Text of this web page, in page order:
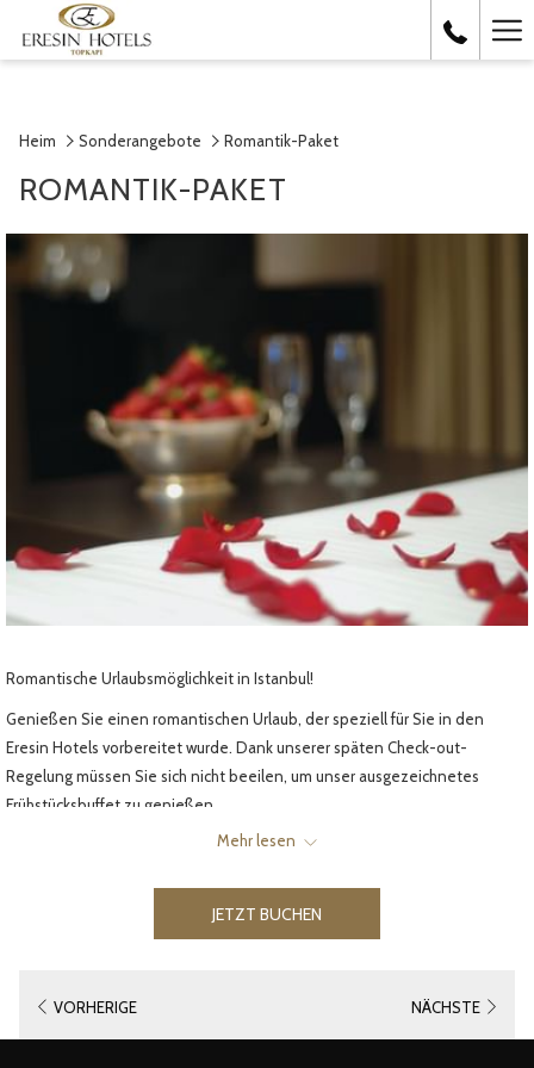
Heim Sonderangebote Romantik-Paket
ROMANTIK-PAKET
Romantische Urlaubsmöglichkeit in Istanbul!
Genießen Sie einen romantischen Urlaub, der speziell für Sie in den
Eresin Hotels vorbereitet wurde. Dank unserer späten Check-out-
Regelung müssen Sie sich nicht beeilen, um unser ausgezeichnetes
Frühstücksbuffet zu genießen.
Eresin Hotels Topkapı|JETZ BUCHEN!
Frühstücksbuffet jeden Morgen
10 % Rabatt in Lebensmittel- und Getränkegeschäften
WLAN in allen Bereichen und im Zimmer
Mehr lesen
JETZT BUCHEN
VORHERIGE NÄCHSTE